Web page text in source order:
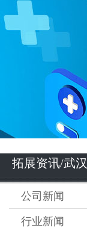
拓展资讯/武
公司新闻
行业新闻